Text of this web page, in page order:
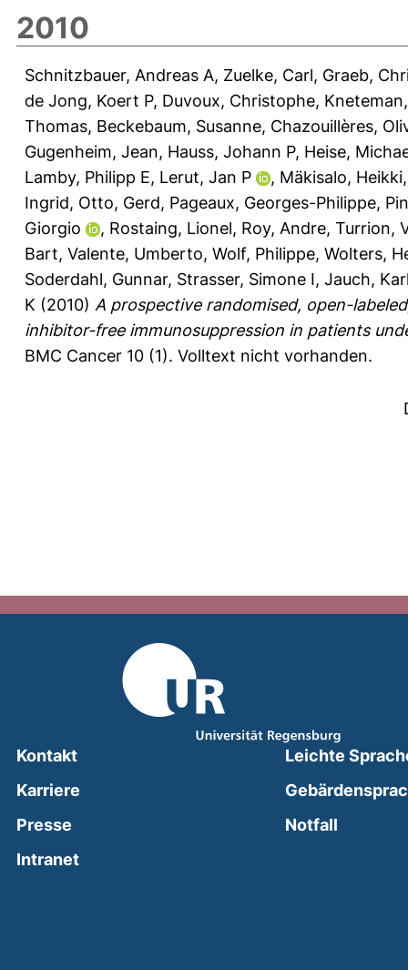
2010
Schnitzbauer, Andreas A, Zuelke, Carl, Graeb,
de Jong, Koert P, Duvoux, Christophe,
Thomas, Beckebaum, Susanne, Chazouillères,
Gugenheim, Jean, Hauss, Johann P, Heise,
Lamby, Philipp E, Lerut, Jan P , Mäkisalo, Heikki
Ingrid, Otto, Gerd, Pageaux, Georges-Philippe,
Giorgio
, Rostaing, Lionel, Roy, Andre, Turrion,
Bart, Valente, Umberto, Wolf, Philippe, Wolters,
Soderdahl, Gunnar, Strasser, Simone I, Jauch,
K (2010) A prospective randomised, open-
inhibitor-free immunosuppression in patients
BMC Cancer 10 (1). Volltext nicht vorhanden.
Kontakt
Karriere
Presse
Intranet(external link, opens in a new window)
Leichte
Notfall